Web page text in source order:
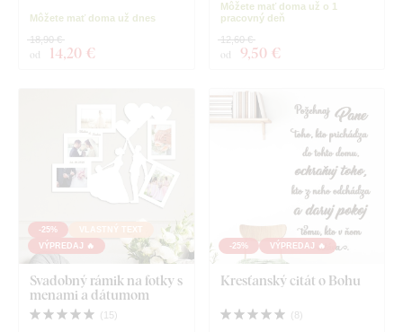
Môžete mať doma už dnes
od 14,20 €
18,90 €
Môžete mať doma už o 1
pracovný deň
od 9,50 €
12,60 €
-25%
VLASTNÝ TEXT
VÝPREDAJ 🔥
Svadobný rámik na fotky s
menami a dátumom
( 15)
-25% VÝPREDAJ 🔥
Kresťanský citát o Bohu
( 8 )